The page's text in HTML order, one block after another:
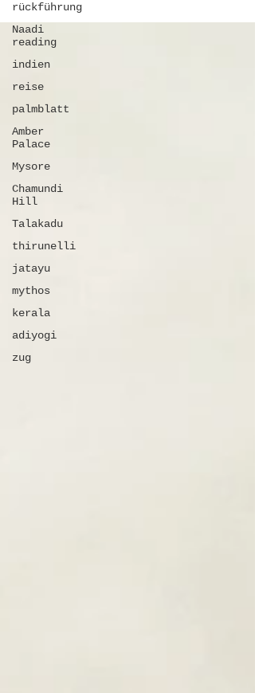
rückführung
Naadi
reading
indien
reise
palmblatt
Amber
Palace
Mysore
Chamundi
Hill
Talakadu
thirunelli
jatayu
mythos
kerala
adiyogi
zug